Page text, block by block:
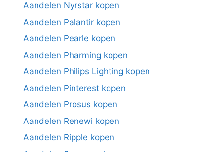
Aandelen Nyrstar kopen
Aandelen Palantir kopen
Aandelen Pearle kopen
Aandelen Pharming kopen
Aandelen Philips Lighting kopen
Aandelen Pinterest kopen
Aandelen Prosus kopen
Aandelen Renewi kopen
Aandelen Ripple kopen